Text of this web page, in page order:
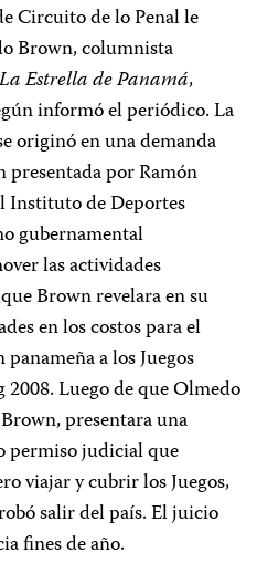
Circuito de lo Penal le
Brown, columnista
La Estrella de Panamá,
informó el periódico. La
originó en una demanda
por Ramón
Instituto de Deportes
gubernamental
las actividades
Brown revelara en su
en los costos para el
a los Juegos
Luego de que Olmedo
presentara una
permiso judicial que
viajar y cubrir los Juegos,
salir del país. El juicio
fines de año.